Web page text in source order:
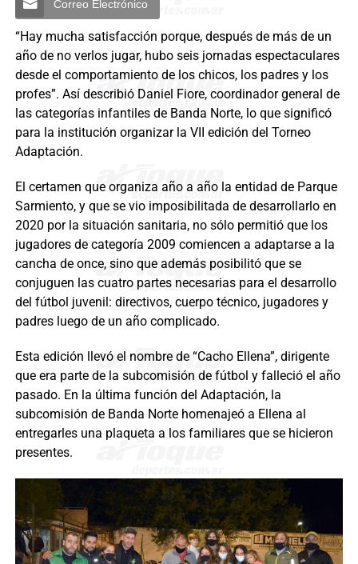
Correo Electrónico
“Hay mucha satisfacción porque, después de más de un
año de no verlos jugar, hubo seis jornadas espectaculares
desde el comportamiento de los chicos, los padres y los
profes”. Así describió Daniel Fiore, coordinador general de
las categorías infantiles de Banda Norte, lo que significó
para la institución organizar la VII edición del Torneo
Adaptación.
El certamen que organiza año a año la entidad de Parque
Sarmiento, y que se vio imposibilitada de desarrollarlo en
2020 por la situación sanitaria, no sólo permitió que los
jugadores de categoría 2009 comiencen a adaptarse a la
cancha de once, sino que además posibilitó que se
conjuguen las cuatro partes necesarias para el desarrollo
del fútbol juvenil: directivos, cuerpo técnico, jugadores y
padres luego de un año complicado.
Esta edición llevó el nombre de “Cacho Ellena”, dirigente
que era parte de la subcomisión de fútbol y falleció el año
pasado. En la última función del Adaptación, la
subcomisión de Banda Norte homenajeó a Ellena al
entregarles una plaqueta a los familiares que se hicieron
presentes.